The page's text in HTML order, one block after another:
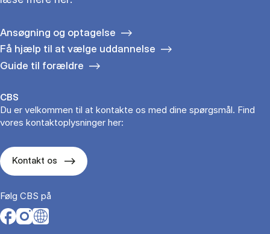
Ansøgning og optagelse
Få hjælp til at vælge uddannelse
Guide til forældre
CBS
Du er velkommen til at kontakte os med dine spørgsmål. Find
vores kontaktoplysninger her:
Kontakt os
Følg CBS på
Opens in a new tab
Opens in a new tab
Opens in a new tab